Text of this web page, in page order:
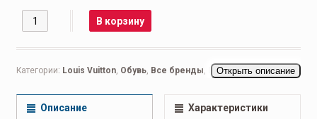
Количество В корзину
Категории: Louis Vuitton, Обувь, Все бренды, Dr.Martens ,Женская
Открыть описание
Описание Характеристики